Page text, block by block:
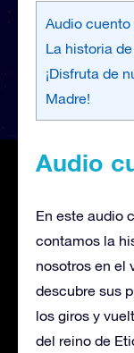
Audio
La historia
¡Disfruta de
Madre!
Audio
En este audio
contamos la
nosotros en el
descubre sus
los giros y
del reino de